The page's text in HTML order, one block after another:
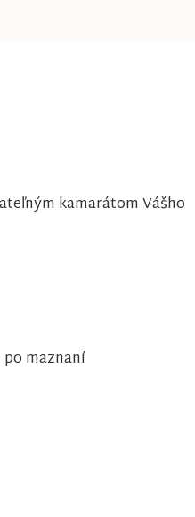
kamarátom Vášho
maznaní